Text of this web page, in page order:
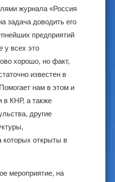
журнала «Россия
задача доводить его
предприятий
у всех это
хорошо, но факт,
известен в
нам в этом и
в КНР, а также
другие
которых открыты в
мероприятие, на